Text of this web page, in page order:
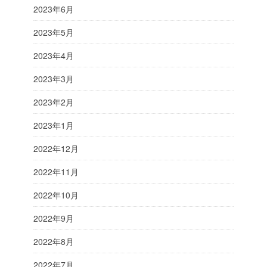
2023年6月
2023年5月
2023年4月
2023年3月
2023年2月
2023年1月
2022年12月
2022年11月
2022年10月
2022年9月
2022年8月